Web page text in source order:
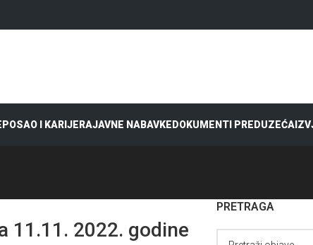
POSAO I KARIJERAJAVNE NABAVKEDOKUMENTI PREDUZEĆA
11.11. 2022. godine
PRETRAGA